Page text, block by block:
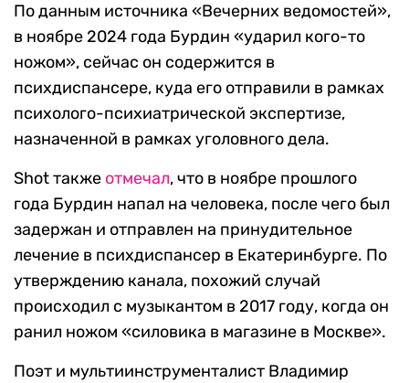
По данным источника «Вечерних ведомостей»,
в ноябре 2024 года Бурдин «ударил кого-то
ножом», сейчас он содержится в
психдиспансере, куда его отправили в рамках
психолого-психиатрической экспертизе,
назначенной в рамках уголовного дела.
Shot также отмечал, что в ноябре прошлого
года Бурдин напал на человека, после чего был
задержан и отправлен на принудительное
лечение в психдиспансер в Екатеринбурге. По
утверждению канала, похожий случай
происходил с музыкантом в 2017 году, когда он
ранил ножом «силовика в магазине в Москве».
Поэт и мультиинструменталист Владимир